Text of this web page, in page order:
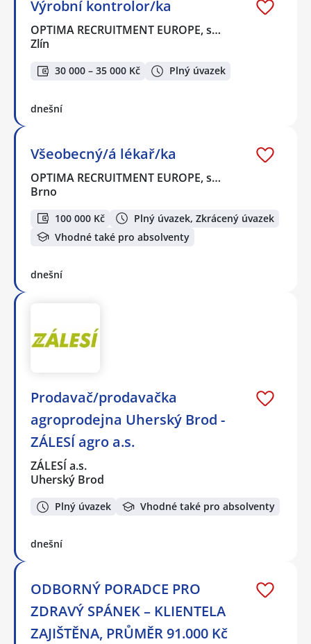
Výrobní kontrolor/ka
OPTIMA RECRUITMENT EUROPE, s…
Zlín
30 000 – 35 000 Kč Plný úvazek
dnešní
Všeobecný/á lékař/ka
OPTIMA RECRUITMENT EUROPE, s…
Brno
100 000 Kč
Plný úvazek, Zkrácený úvazek
Vhodné také pro absolventy
dnešní
Prodavač/prodavačka
agroprodejna Uherský Brod -
ZÁLESÍ agro a.s.
ZÁLESÍ a.s.
Uherský Brod
Plný úvazek Vhodné také pro absolventy
dnešní
ODBORNÝ PORADCE PRO
ZDRAVÝ SPÁNEK – KLIENTELA
ZAJIŠTĚNA, PRŮMĚR 91.000 Kč